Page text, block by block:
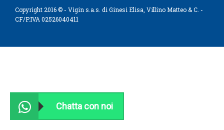
Copyright 2016 © - Vigin s.a.s. di Ginesi Elisa, Villino Matteo & C. -
CF/P.IVA 02526040411
Chatta con noi